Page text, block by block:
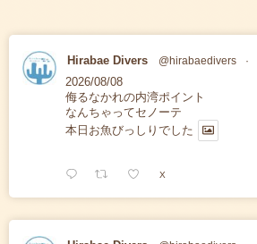
Hirabae Divers @hirabaedivers ·
2026/08/08
侮るなかれの内湾ポイント
なんちゃってセノーテ
本日お魚びっしりでした
X